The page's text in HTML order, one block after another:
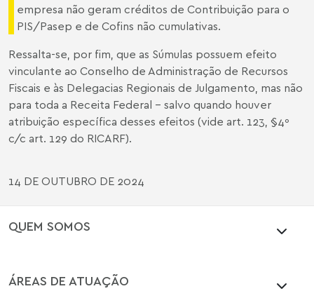
empresa não geram créditos de Contribuição para o
PIS/Pasep e de Cofins não cumulativas.
Ressalta-se, por fim, que as Súmulas possuem efeito
vinculante ao Conselho de Administração de Recursos
Fiscais e às Delegacias Regionais de Julgamento, mas não
para toda a Receita Federal – salvo quando houver
atribuição específica desses efeitos (vide art. 123, §4º
c/c art. 129 do RICARF).
14 DE OUTUBRO DE 2024
QUEM SOMOS
ÁREAS DE ATUAÇÃO